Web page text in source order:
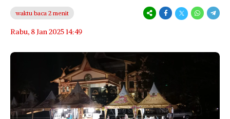
waktu baca 2 menit
Rabu, 8 Jan 2025 14:49